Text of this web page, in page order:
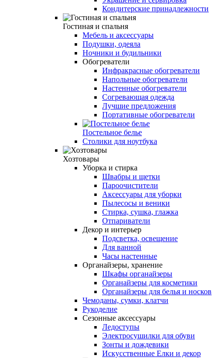
Кондитерские принадлежности
Гостиная и спальня
Мебель и аксессуары
Подушки, одеяла
Ночники и будильники
Обогреватели
Инфракрасные обогреватели
Напольные обогреватели
Настенные обогреватели
Согревающая одежда
Лучшие предложения
Портативные обогреватели
Постельное белье
Столики для ноутбука
Хозтовары
Уборка и стирка
Швабры и щетки
Пароочистители
Аксессуары для уборки
Пылесосы и веники
Стирка, сушка, глажка
Отпариватели
Декор и интерьер
Подсветка, освещение
Для ванной
Часы настенные
Органайзеры, хранение
Шкафы органайзеры
Органайзеры для косметики
Органайзеры для белья и носков
Чемоданы, сумки, клатчи
Рукоделие
Сезонные аксессуары
Ледоступы
Электросушилки для обуви
Зонты и дождевики
Искусственные Елки и декор